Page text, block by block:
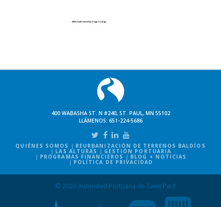
400 WABASHA ST. N #240, ST. PAUL, MN 55102
LLÁMENOS: 651-224-5686
QUIÉNES SOMOS REURBANIZACIÓN DE TERRENOS BALDÍOS
LAS ALTURAS GESTIÓN PORTUARIA
PROGRAMAS FINANCIEROS BLOG + NOTICIAS
POLÍTICA DE PRIVACIDAD
© 2026 Autoridad Portuaria de Saint Paul